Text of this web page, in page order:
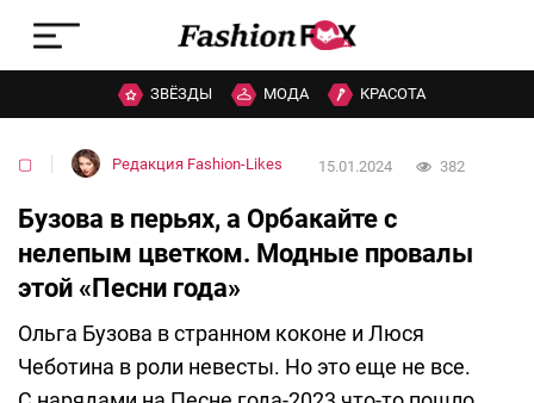
ЗВЁЗДЫ МОДА КРАСОТА
▢ Редакция Fashion-Likes 15.01.2024 382
Бузова в перьях, а Орбакайте с
нелепым цветком. Модные провалы
этой «Песни года»
Ольга Бузова в странном коконе и Люся
Чеботина в роли невесты. Но это еще не все.